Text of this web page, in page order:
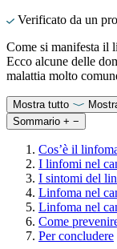
Verificato da un
Come si manifesta il
Ecco alcune delle
malattia molto
Mostra tutto
Sommario + −
Cos’è il
I linfomi nel
I sintomi del
Linfoma nel
Linfoma nel
Come
Per concludere